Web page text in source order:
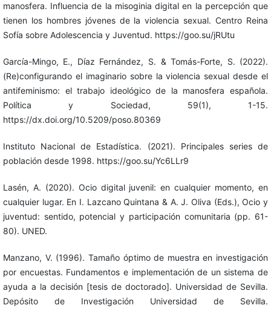
manosfera. Influencia de la misoginia digital en la percepción que
tienen los hombres jóvenes de la violencia sexual. Centro Reina
Sofía sobre Adolescencia y Juventud. https://goo.su/jRUtu
García-Mingo, E., Díaz Fernández, S. & Tomás-Forte, S. (2022).
(Re)configurando el imaginario sobre la violencia sexual desde el
antifeminismo: el trabajo ideológico de la manosfera española.
Política y Sociedad, 59(1), 1-15.
https://dx.doi.org/10.5209/poso.80369
Instituto Nacional de Estadística. (2021). Principales series de
población desde 1998. https://goo.su/Yc6LLr9
Lasén, A. (2020). Ocio digital juvenil: en cualquier momento, en
cualquier lugar. En I. Lazcano Quintana & A. J. Oliva (Eds.), Ocio y
juventud: sentido, potencial y participación comunitaria (pp. 61-
80). UNED.
Manzano, V. (1996). Tamaño óptimo de muestra en investigación
por encuestas. Fundamentos e implementación de un sistema de
ayuda a la decisión [tesis de doctorado]. Universidad de Sevilla.
Depósito de Investigación Universidad de Sevilla.